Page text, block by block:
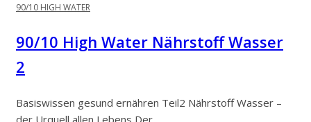
90/10 HIGH WATER
90/10 High Water Nährstoff Wasser
2
Basiswissen gesund ernähren Teil2 Nährstoff Wasser –
der Urquell allen Lebens Der...